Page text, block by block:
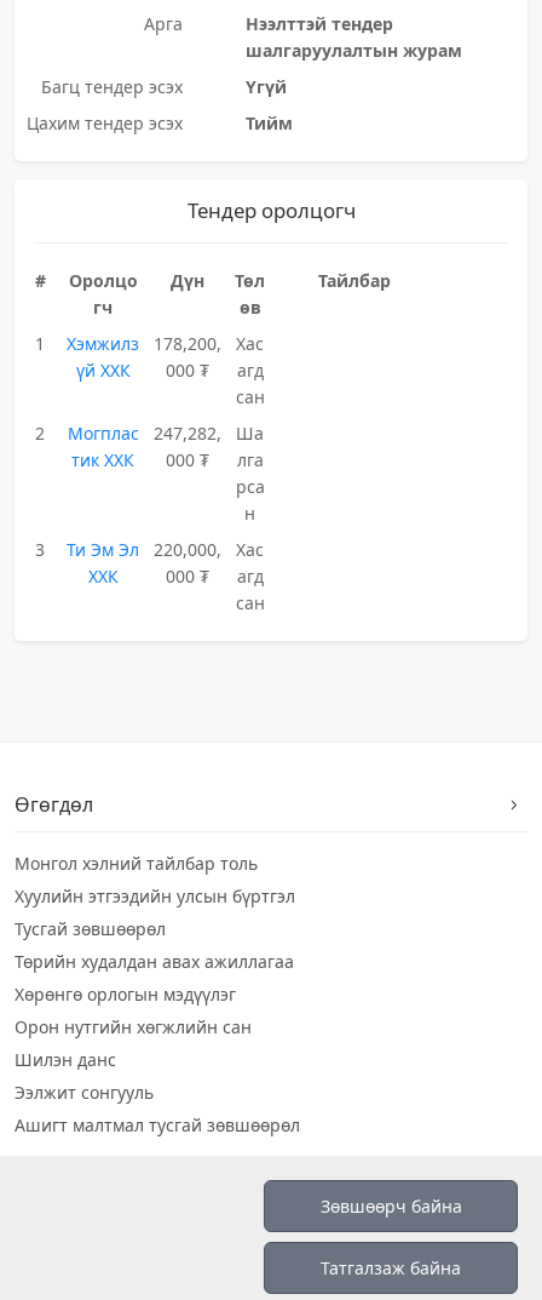
Арга
Нээлттэй тендер
шалгаруулалтын журам
Багц тендер эсэх
Үгүй
Цахим тендер эсэх
Тийм
Тендер оролцогч
#
Оролцо
гч
Дүн
Төл
өв
Тайлбар
1
Хэмжилз
үй ХХК
178,200,
000 ₮
Хас
агд
сан
2
Могплас
тик ХХК
247,282,
000 ₮
Ша
лга
рса
н
3
Ти Эм Эл
ХХК
220,000,
000 ₮
Хас
агд
сан
Өгөгдөл
Монгол хэлний тайлбар толь
Хуулийн этгээдийн улсын бүртгэл
Тусгай зөвшөөрөл
Төрийн худалдан авах ажиллагаа
Хөрөнгө орлогын мэдүүлэг
Орон нутгийн хөгжлийн сан
Шилэн данс
Ээлжит сонгууль
Ашигт малтмал тусгай зөвшөөрөл
Зөвшөөрч байна
Татгалзаж байна